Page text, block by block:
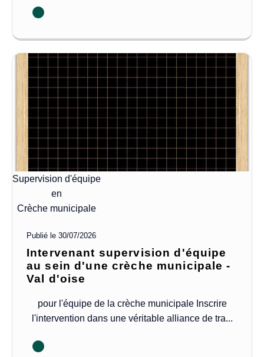
Supervision d'équipe
en
Crèche municipale
Publié le 30/07/2026
Intervenant supervision d'équipe
au sein d'une crèche municipale -
Val d'oise
pour l'équipe de la crèche municipale Inscrire
l'intervention dans une véritable alliance de tra...